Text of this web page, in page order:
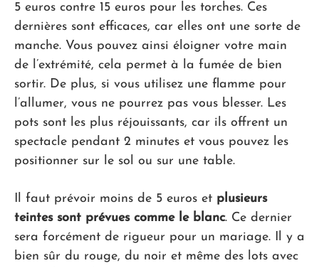
5 euros contre 15 euros pour les torches. Ces
dernières sont efficaces, car elles ont une sorte de
manche. Vous pouvez ainsi éloigner votre main
de l’extrémité, cela permet à la fumée de bien
sortir. De plus, si vous utilisez une flamme pour
l’allumer, vous ne pourrez pas vous blesser. Les
pots sont les plus réjouissants, car ils offrent un
spectacle pendant 2 minutes et vous pouvez les
positionner sur le sol ou sur une table.
Il faut prévoir moins de 5 euros et plusieurs
teintes sont prévues comme le blanc. Ce dernier
sera forcément de rigueur pour un mariage. Il y a
bien sûr du rouge, du noir et même des lots avec